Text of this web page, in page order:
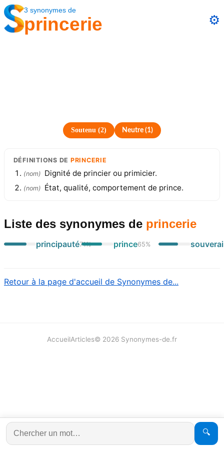
3 synonymes de
princerie ⚙️
Soutenu(2) Neutre (1)
DÉFINITIONS DE PRINCERIE
(nom) Dignité de princier ou primicier.
(nom) État, qualité, comportement de prince.
Liste des synonymes de princerie
principauté71% prince65%
Retour à la page d'accueil de Synonymes de...
🔍
AccueilArticles© 2026 Synonymes-de.fr